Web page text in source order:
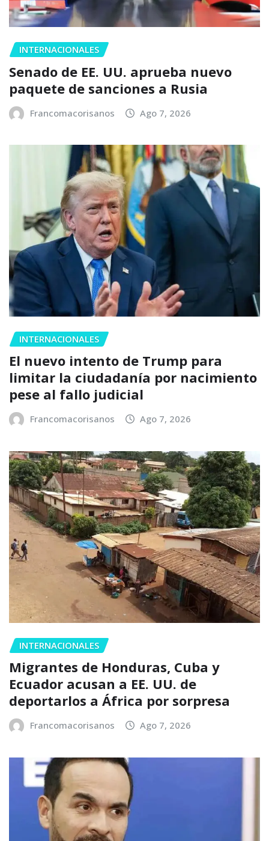
INTERNACIONALES
Senado de EE. UU. aprueba nuevo
paquete de sanciones a Rusia
Francomacorisanos Ago 7, 2026
INTERNACIONALES
El nuevo intento de Trump para
limitar la ciudadanía por nacimiento
pese al fallo judicial
Francomacorisanos Ago 7, 2026
INTERNACIONALES
Migrantes de Honduras, Cuba y
Ecuador acusan a EE. UU. de
deportarlos a África por sorpresa
Francomacorisanos Ago 7, 2026